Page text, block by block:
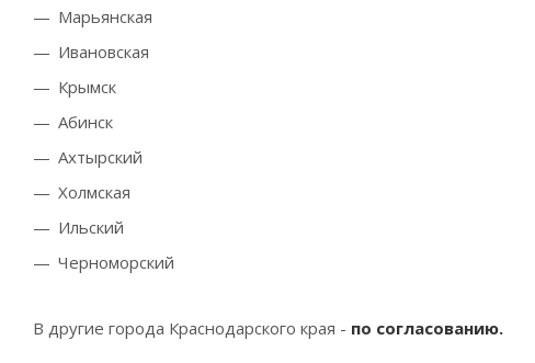
Марьянская
Ивановская
Крымск
Абинск
Ахтырский
Холмская
Ильский
Черноморский
В другие города Краснодарского края - по согласованию.